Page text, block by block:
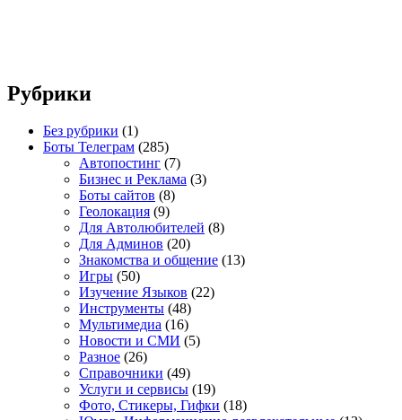
Рубрики
Без рубрики (1)
Боты Телеграм (285)
Автопостинг (7)
Бизнес и Реклама (3)
Боты сайтов (8)
Геолокация (9)
Для Автолюбителей (8)
Для Админов (20)
Знакомства и общение (13)
Игры (50)
Изучение Языков (22)
Инструменты (48)
Мультимедиа (16)
Новости и СМИ (5)
Разное (26)
Справочники (49)
Услуги и сервисы (19)
Фото, Стикеры, Гифки (18)